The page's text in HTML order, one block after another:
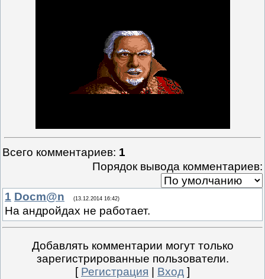
Всего комментариев: 1
Порядок вывода комментариев:
1 Docm@n (13.12.2014 16:42)
На андройдах не работает.
Добавлять комментарии могут только
зарегистрированные пользователи.
[ Регистрация Вход ]